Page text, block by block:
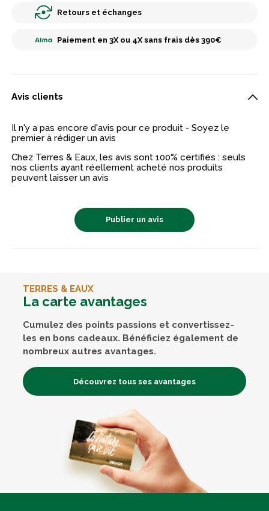
Retours et échanges
Paiement en 3X ou 4X sans frais dès 390€
Avis clients
Il n'y a pas encore d'avis pour ce produit - Soyez le
premier à rédiger un avis
Chez Terres & Eaux, les avis sont 100% certifiés : seuls
nos clients ayant réellement acheté nos produits
peuvent laisser un avis
Publier un avis
TERRES & EAUX
La carte avantages
Cumulez des points passions et convertissez-
les en bons cadeaux. Bénéficiez également de
nombreux autres avantages.
Découvrez tous ses avantages